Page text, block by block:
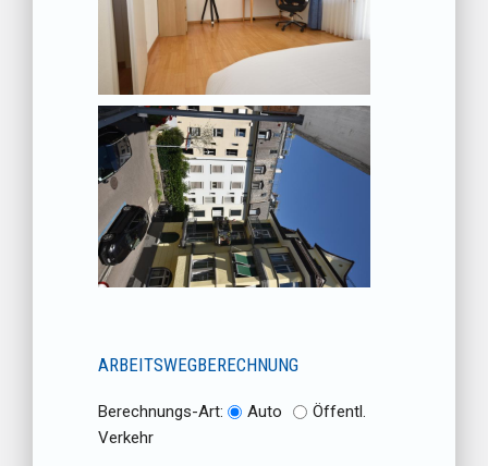
ARBEITSWEGBERECHNUNG
Berechnungs-Art: Auto
Öffentl.
Verkehr